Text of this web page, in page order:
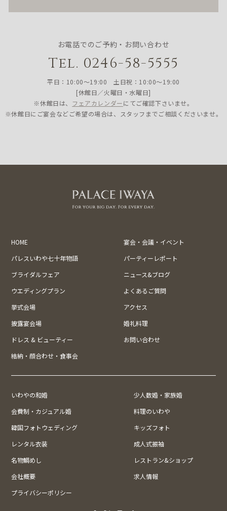
お電話でのご予約・お問い合わせ
Tel. 0246-58-5555
平日：10:00〜19:00 土日祝：10:00〜19:00
[休館日／火曜日・水曜日]
※休館日は、 フェアカレンダーにてご確認下さいませ。
※休館日にご宴会などご希望の場合は、スタッフまでご相談くださいませ。
HOME
宴会・会議・イベント
パレスいわや七十年物語
パーティーレポート
ブライダルフェア
ニュース&ブログ
ウエディングプラン
よくあるご質問
挙式会場
アクセス
披露宴会場
婚礼料理
ドレス & ビューティー
お問い合わせ
結納・顔合わせ・食事会
いわやの和婚
少人数婚・家族婚
会費制・カジュアル婚
料理のいわや
韓国フォトウェディング
キッズフォト
レンタル衣装
成人式振袖
名物鯛めし
レストラン&ショップ
会社概要
求人情報
プライバシーポリシー